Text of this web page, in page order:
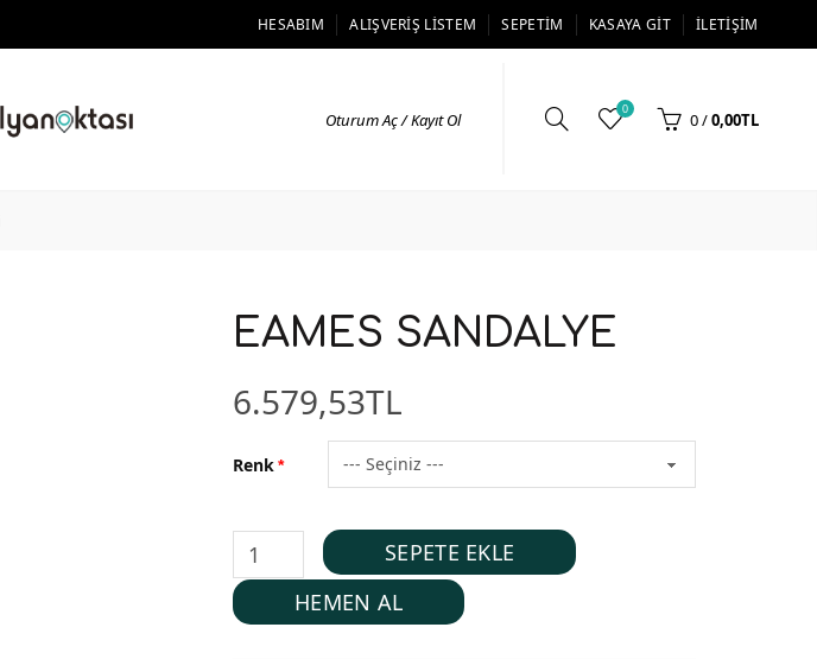
HESABIM ALIŞVERIŞ LISTEM SEPETIM KASAYA GIT İLETIŞIM
Oturum Aç / Kayıt Ol 0 0/0,00TL
EAMES SANDALYE
6.579,53TL
Renk
SEPETE EKLE
HEMEN AL